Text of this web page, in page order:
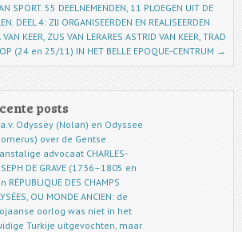
SPORT. 55 DEELNEMENDEN, 11 PLOEGEN UIT DE
DEEL 4: ZIJ ORGANISEERDEN EN REALISEERDEN
KEER, ZUS VAN LERARES ASTRID VAN KEER, TRAD
OP (24 en 25/11) IN HET BELLE EPOQUE-CENTRUM →
posts
Odyssey (Nolan) en Odyssee
over de Gentse
advocaat CHARLES-
DE GRAVE (1736–1805 en
RÉPUBLIQUE DES CHAMPS
OU MONDE ANCIEN: de
oorlog was niet in het
Turkije uitgevochten, maar